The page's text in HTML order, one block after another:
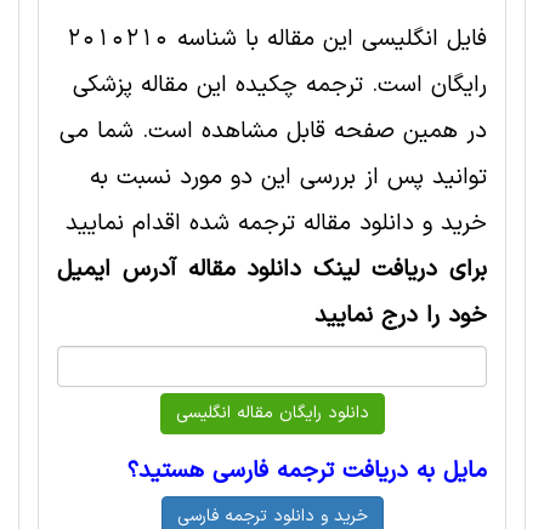
فایل انگلیسی این مقاله با شناسه 2010210
رایگان است. ترجمه چکیده این مقاله پزشکی
در همین صفحه قابل مشاهده است. شما می
توانید پس از بررسی این دو مورد نسبت به
خرید و دانلود مقاله ترجمه شده اقدام نمایید
برای دریافت لینک دانلود مقاله آدرس ایمیل
خود را درج نمایید
مایل به دریافت ترجمه فارسی هستید؟